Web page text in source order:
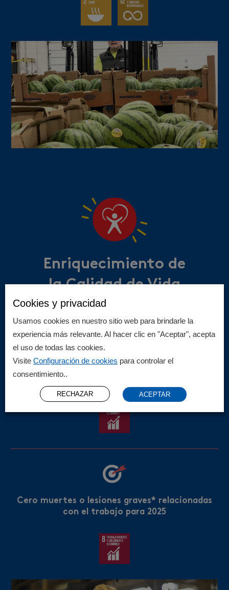
Enriquecimiento de
la Calidad de Vida
El 100% de los trabajadores de Fyffes y de la
cadena de suministro recibirán capacitación
sobre derechos humanos para 2030; el 100 % de
Cero muertes o lesiones graves* relacionadas
con el trabajo para 2025
Cookies y privacidad
Usamos cookies en nuestro sitio web para brindarle la
experiencia más relevante. Al hacer clic en "Aceptar", acepta
el uso de todas las cookies.
Visite Configuración de cookies para controlar el
consentimiento..
RECHAZAR ACEPTAR